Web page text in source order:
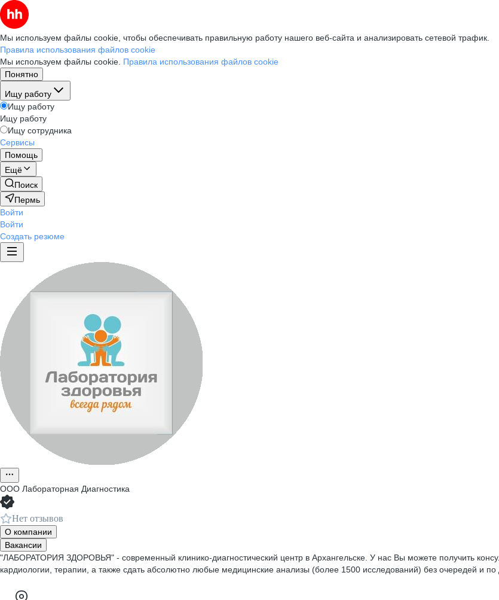
Мы используем файлы cookie, чтобы обеспечивать правильную работу нашего веб-сайта и анализировать сетевой трафик.
Правила использования файлов cookie
Мы используем файлы cookie. Правила использования файлов cookie
Понятно
Ищу работу
Ищу работу
Ищу работу
Ищу сотрудника
Сервисы
Помощь
Ещё
Поиск
Пермь
Войти
Войти
Создать резюме
ООО Лабораторная Диагностика
Нет отзывов
О компании
Вакансии
"ЛАБОРАТОРИЯ ЗДОРОВЬЯ" - современный клинико-диагностический центр в Архангельске. У нас Вы можете получить
кардиологии, терапии, а также сдать абсолютно любые медицинские анализы (более 1500 исследований) без очередей и